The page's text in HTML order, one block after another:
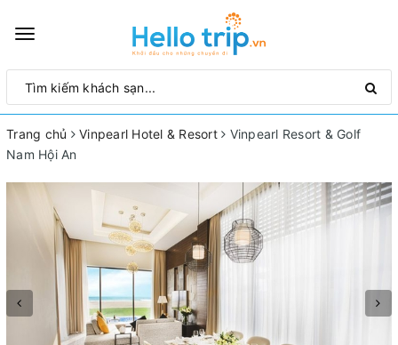
Toggle
Trang chủ Vinpearl Hotel & Resort
Vinpearl Resort & Golf
Nam Hội An